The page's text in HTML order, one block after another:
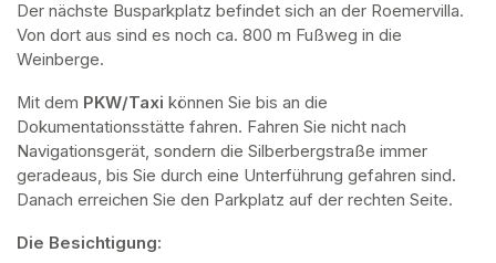
Der nächste Busparkplatz befindet sich an der Roemervilla.
Von dort aus sind es noch ca. 800 m Fußweg in die
Weinberge.
Mit dem PKW/Taxi können Sie bis an die
Dokumentationsstätte fahren. Fahren Sie nicht nach
Navigationsgerät, sondern die Silberbergstraße immer
geradeaus, bis Sie durch eine Unterführung gefahren sind.
Danach erreichen Sie den Parkplatz auf der rechten Seite.
Die Besichtigung: